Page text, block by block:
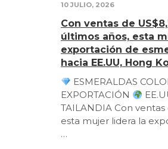
10 JULIO, 2026
Con ventas de
últimos años, esta
exportación de
hacia EE.UU, Hong
ESMERALDAS
EXPORTACIÓN
TAILANDIA Con
esta mujer lidera la
…